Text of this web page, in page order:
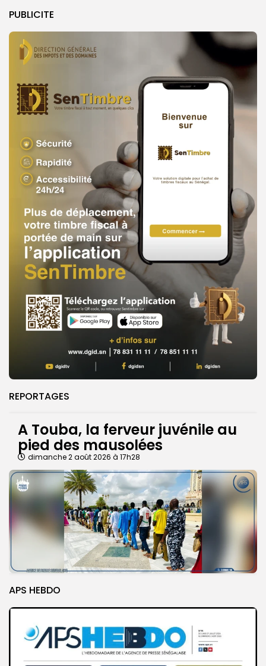
PUBLICITE
REPORTAGES
A Touba, la ferveur juvénile au
pied des mausolées
dimanche 2 août 2026 à 17h28
APS HEBDO